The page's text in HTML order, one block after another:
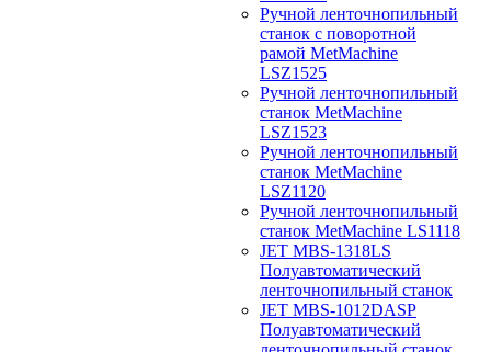
Ручной ленточнопильный
станок с поворотной
рамой MetMachine
LSZ1525
Ручной ленточнопильный
станок MetMachine
LSZ1523
Ручной ленточнопильный
станок MetMachine
LSZ1120
Ручной ленточнопильный
станок MetMachine LS1118
JET MBS-1318LS
Полуавтоматический
ленточнопильный станок
JET MBS-1012DASP
Полуавтоматический